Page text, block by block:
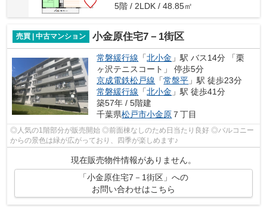
5階 / 2LDK / 48.85㎡
売買 | 中古マンション 小金原住宅7－1街区
常磐緩行線 「北小金 」駅 バス14分 「栗
ヶ沢テニスコート」 停歩5分
京成電鉄松戸線 「常盤平 」駅 徒歩23分
常磐緩行線 「北小金 」駅 徒歩41分
築57年 / 5階建
千葉県松戸市小金原 ７丁目
◎人気の1階部分が販売開始 ◎前面棟なしのため日当たり良好 ◎バルコニー
からの景色は緑が広がっており、四季が楽しめます♪
現在販売物件情報がありません。
「小金原住宅7－1街区」への
お問い合わせはこちら